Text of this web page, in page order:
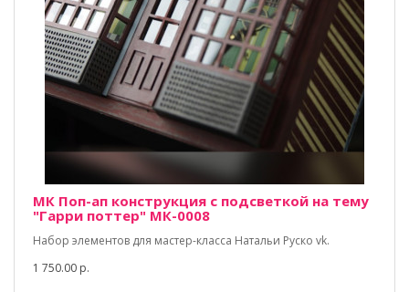
МК Поп-ап конструкция с подсветкой на тему
"Гарри поттер" МК-0008
Набор элементов для мастер-класса Натальи Руско vk.
1 750.00 р.